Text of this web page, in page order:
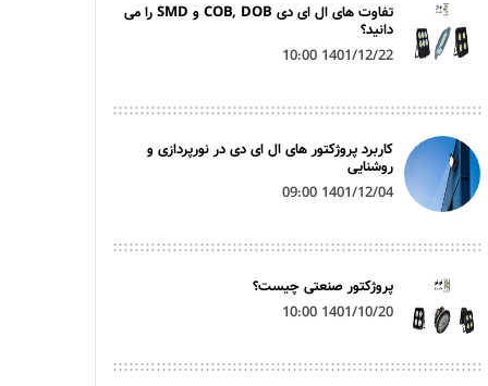
تفاوت های ال ای دی COB, DOB و SMD را می
دانید؟
1401/12/22 10:00
کاربرد پروژکتور های ال ای دی در نورپردازی و
روشنایی
1401/12/04 09:00
پروژکتور صنعتی چیست؟
1401/10/20 10:00